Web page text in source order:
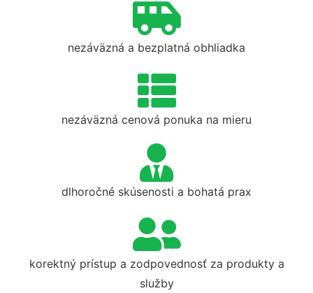
nezáväzná a bezplatná obhliadka
nezáväzná cenová ponuka na mieru
dlhoročné skúsenosti a bohatá prax
korektný prístup a zodpovednosť za produkty a
služby